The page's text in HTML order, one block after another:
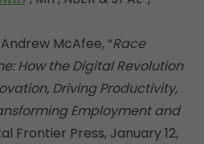
McAfee, “Race
How the Digital Revolution
Driving Productivity,
Employment and
Frontier Press, January 12,